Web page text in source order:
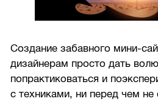
Создание забавного мини-
дизайнерам просто дать
попрактиковаться и
с техниками, ни перед чем не